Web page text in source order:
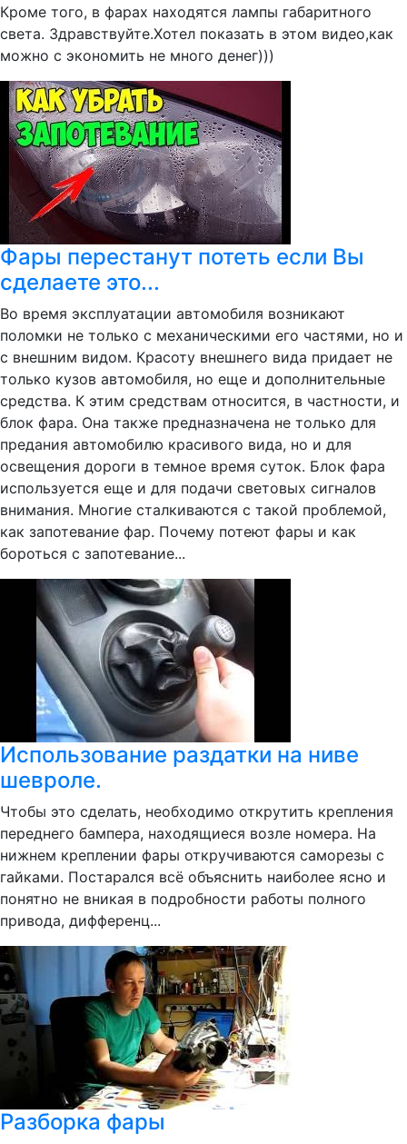
Кроме того, в фарах находятся лампы габаритного
света. Здравствуйте.Хотел показать в этом видео,как
можно с экономить не много денег)))
Фары перестанут потеть если Вы
сделаете это...
Во время эксплуатации автомобиля возникают
поломки не только с механическими его частями, но и
с внешним видом. Красоту внешнего вида придает не
только кузов автомобиля, но еще и дополнительные
средства. К этим средствам относится, в частности, и
блок фара. Она также предназначена не только для
предания автомобилю красивого вида, но и для
освещения дороги в темное время суток. Блок фара
используется еще и для подачи световых сигналов
внимания. Многие сталкиваются с такой проблемой,
как запотевание фар. Почему потеют фары и как
бороться с запотевание...
Использование раздатки на ниве
шевроле.
Чтобы это сделать, необходимо открутить крепления
переднего бампера, находящиеся возле номера. На
нижнем креплении фары откручиваются саморезы с
гайками. Постарался всё объяснить наиболее ясно и
понятно не вникая в подробности работы полного
привода, дифференц...
Разборка фары